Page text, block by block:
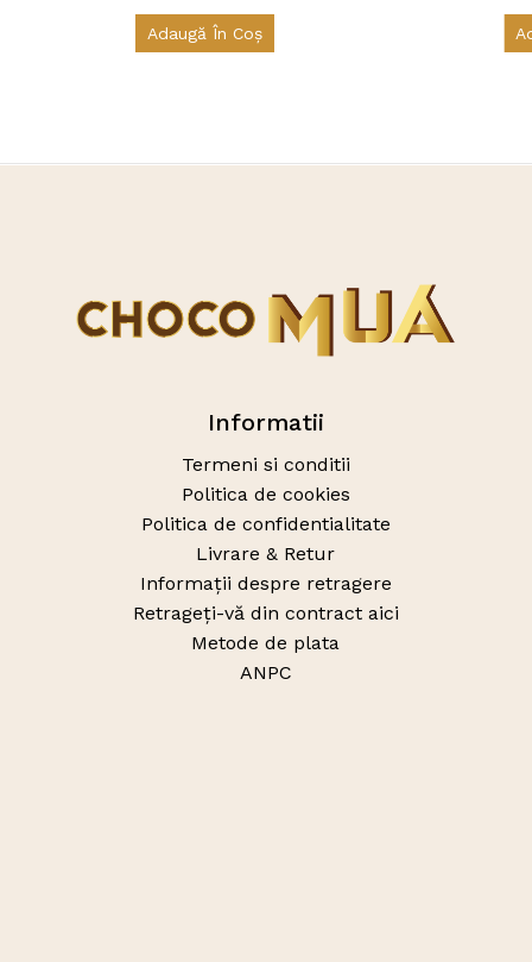
Adaugă În Coș
Informatii
Termeni si conditii
Politica de cookies
Politica de confidentialitate
Livrare & Retur
Informații despre retragere
Retrageți-vă din contract aici
Metode de plata
ANPC